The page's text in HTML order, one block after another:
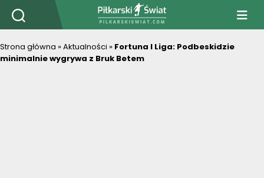
PiłkarskiSwiat.com
Strona główna »Aktualności » Fortuna I Liga: Podbeskidzie
minimalnie wygrywa z Bruk Betem